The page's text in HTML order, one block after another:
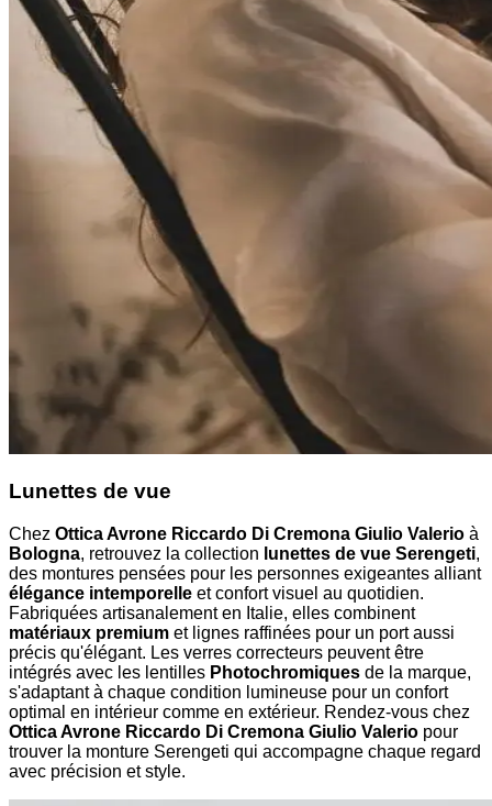
Lunettes de vue
Chez Ottica Avrone Riccardo Di Cremona Giulio Valerio à
Bologna, retrouvez la collection lunettes de vue Serengeti,
des montures pensées pour les personnes exigeantes alliant
élégance intemporelle et confort visuel au quotidien.
Fabriquées artisanalement en Italie, elles combinent
matériaux premium et lignes raffinées pour un port aussi
précis qu'élégant. Les verres correcteurs peuvent être
intégrés avec les lentilles Photochromiques de la marque,
s'adaptant à chaque condition lumineuse pour un confort
optimal en intérieur comme en extérieur. Rendez-vous chez
Ottica Avrone Riccardo Di Cremona Giulio Valerio pour
trouver la monture Serengeti qui accompagne chaque regard
avec précision et style.